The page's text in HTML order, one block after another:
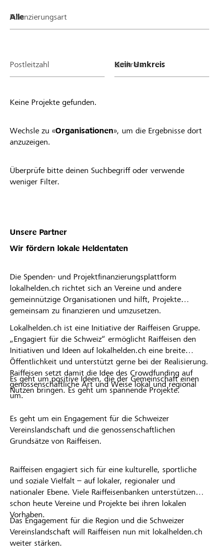
Finanzierungsart
Postleitzahl Umkreis
Keine Projekte gefunden.
Wechsle zu «Organisationen», um die Ergebnisse dort
anzuzeigen.
Überprüfe bitte deinen Suchbegriff oder verwende
weniger Filter.
Unsere Partner
Wir fördern lokale Heldentaten
Die Spenden- und Projektfinanzierungsplattform
lokalhelden.ch richtet sich an Vereine und andere
gemeinnützige Organisationen und hilft, Projekte
gemeinsam zu finanzieren und umzusetzen.
Lokalhelden.ch ist eine Initiative der Raiffeisen Gruppe.
„Engagiert für die Schweiz“ ermöglicht Raiffeisen den
Initiativen und Ideen auf lokalhelden.ch eine breite
Öffentlichkeit und unterstützt gerne bei der Realisierung.
Raiffeisen setzt damit die Idee des Crowdfunding auf
genossenschaftliche Art und Weise lokal und regional
um.
Es geht um positive Ideen, die der Gemeinschaft einen
Nutzen bringen. Es geht um spannende Projekte.
Es geht um ein Engagement für die Schweizer
Vereinslandschaft und die genossenschaftlichen
Grundsätze von Raiffeisen.
Raiffeisen engagiert sich für eine kulturelle, sportliche
und soziale Vielfalt – auf lokaler, regionaler und
nationaler Ebene. Viele Raiffeisenbanken unterstützen
schon heute Vereine und Projekte bei ihren lokalen
Vorhaben.
Das Engagement für die Region und die Schweizer
Vereinslandschaft will Raiffeisen nun mit lokalhelden.ch
weiter stärken.